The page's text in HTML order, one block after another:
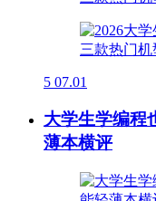
5 07.01
大学生学编程
薄本横评